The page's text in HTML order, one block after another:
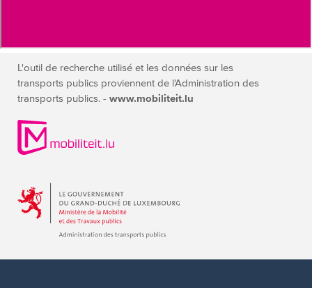
L'outil de recherche utilisé et les données sur les
transports publics proviennent de l'Administration des
transports publics. - www.mobiliteit.lu